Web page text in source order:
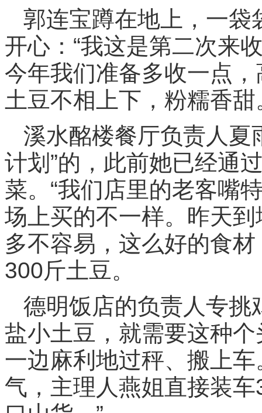
郭连宝蹲在地上，一袋
开心：“我这是第二次来
今年我们准备多收一点
土豆不相上下，粉糯香甜
溪水酩楼餐厅负责人夏
计划”的，此前她已经通
菜。“我们店里的老客嘴
场上买的不一样。昨天
多不容易，这么好的食
300斤土豆。
德明饭店的负责人专挑
盐小土豆，就需要这种
一边麻利地过秤、搬上
气，主理人燕姐直接装